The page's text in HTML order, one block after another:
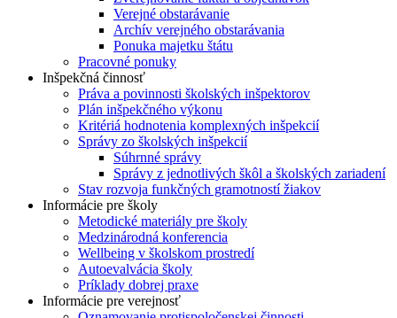
Verejné obstarávanie
Archív verejného obstarávania
Ponuka majetku štátu
Pracovné ponuky
Inšpekčná činnosť
Práva a povinnosti školských inšpektorov
Plán inšpekčného výkonu
Kritériá hodnotenia komplexných inšpekcií
Správy zo školských inšpekcií
Súhrnné správy
Správy z jednotlivých škôl a školských zariadení
Stav rozvoja funkčných gramotností žiakov
Informácie pre školy
Metodické materiály pre školy
Medzinárodná konferencia
Wellbeing v školskom prostredí
Autoevalvácia školy
Príklady dobrej praxe
Informácie pre verejnosť